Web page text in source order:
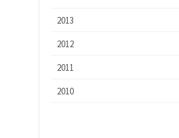
2013
2012
2011
2010